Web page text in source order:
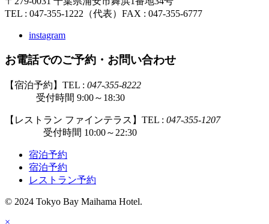
TEL : 047-355-1222（代表） FAX : 047-355-6777
instagram
お電話でのご予約・お問い合わせ
【宿泊予約】TEL : 047-355-8222
受付時間 9:00～18:30
【レストラン ファインテラス】TEL : 047-355-1207
受付時間 10:00～22:30
宿泊予約
宿泊予約
レストラン予約
© 2024 Tokyo Bay Maihama Hotel.
×